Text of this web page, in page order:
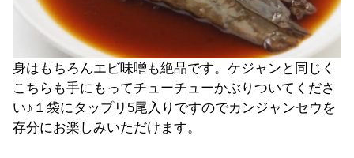
身はもちろんエビ味噌も絶品です。ケジャンと同じく
こちらも手にもってチューチューかぶりついてくださ
い♪１袋にタップリ5尾入りですのでカンジャンセウを
存分にお楽しみいただけます。